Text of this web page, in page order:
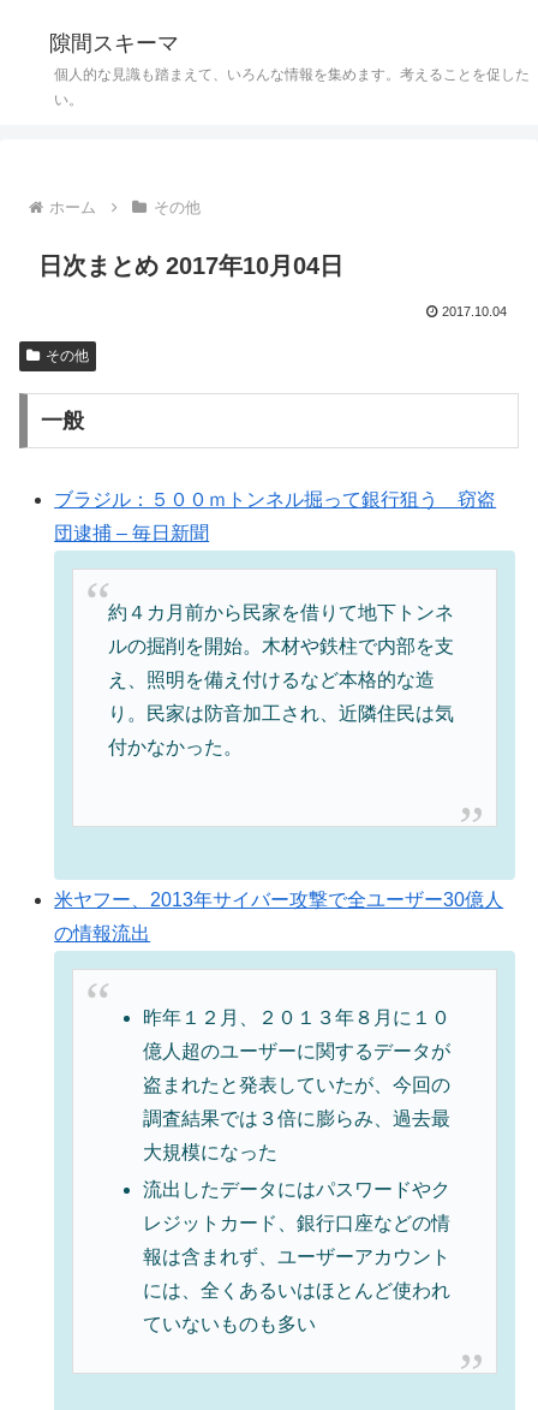
隙間スキーマ
個人的な見識も踏まえて、いろんな情報を集めます。考えることを促した
い。
ホーム その他
日次まとめ 2017年10月04日
2017.10.04
その他
一般
ブラジル：５００ｍトンネル掘って銀行狙う 窃盗
団逮捕 – 毎日新聞
約４カ月前から民家を借りて地下トンネ
ルの掘削を開始。木材や鉄柱で内部を支
え、照明を備え付けるなど本格的な造
り。民家は防音加工され、近隣住民は気
付かなかった。
米ヤフー、2013年サイバー攻撃で全ユーザー30億人
の情報流出
昨年１２月、２０１３年８月に１０
億人超のユーザーに関するデータが
盗まれたと発表していたが、今回の
調査結果では３倍に膨らみ、過去最
大規模になった
流出したデータにはパスワードやク
レジットカード、銀行口座などの情
報は含まれず、ユーザーアカウント
には、全くあるいはほとんど使われ
ていないものも多い